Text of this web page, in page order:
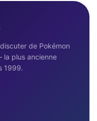
de Pokémon
la plus ancienne
1999.